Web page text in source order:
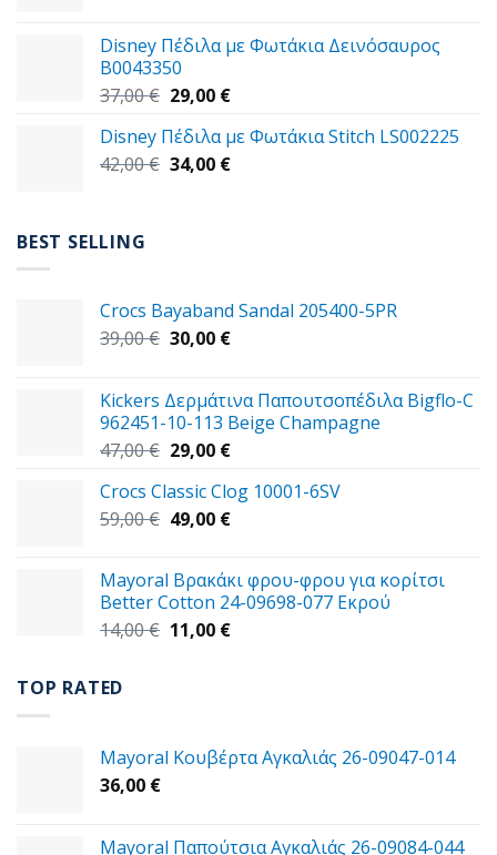
59,00 €.είναι:
Disney Πέδιλα με Φωτάκια Δεινόσαυρος
B0043350
37,00€ Original
was:
37,00 €.
29,00 €Η
τιμή
είναι:
Disney Πέδιλα με Φωτάκια Stitch LS002225
42,00€ Original
34,00 €Η
BEST SELLING
Crocs Bayaband Sandal 205400-5PR
39,00€ Original
39,00 €.
30,00 €Η
είναι:
30,00 €.
Kickers Δερμάτινα Παπουτσοπέδιλα Bigflo-C
962451-10-113 Beige Champagne
47,00€ Original
was:
47,00 €.
29,00 €Η
τιμή
είναι:
Crocs Classic Clog 10001-6SV
59,00€ Original
59,00 €.
49,00 €Η
είναι:
49,00 €.
Mayoral Βρακάκι φρου-φρου για κορίτσι
Better Cotton 24-09698-077 Εκρού
14,00€ Original
11,00 €Η
TOP RATED
Mayoral Κουβέρτα Aγκαλιάς 26-09047-014
36,00 €
Mayoral Παπούτσια Aγκαλιάς 26-09084-044